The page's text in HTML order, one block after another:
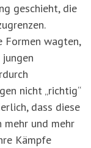
geschieht, die
Formen wagten,
nicht „richtig“
dass diese
mehr und mehr
Kämpfe